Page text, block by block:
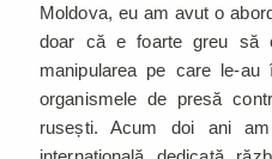
Moldova, eu am avut o
doar că e foarte greu să
manipularea pe care le-
organismele de presă
rusești. Acum doi ani